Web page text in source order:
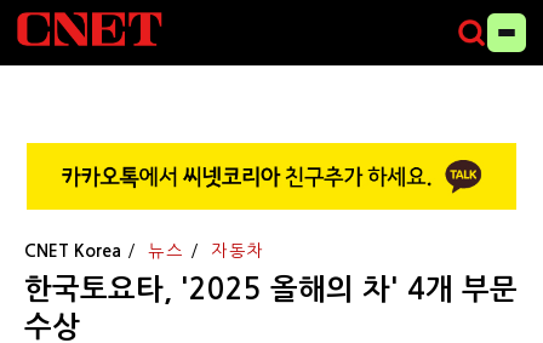
CNET Korea 뉴스 자동차
한국토요타, '2025 올해의 차' 4개 부문
수상